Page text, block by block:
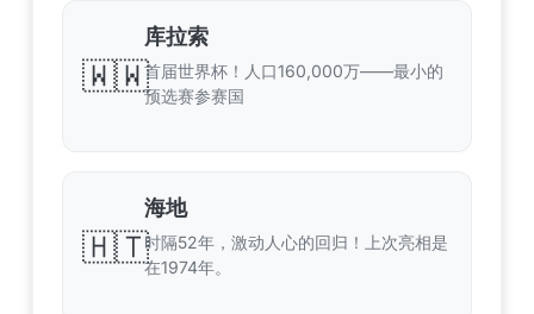
🇼🇼
库拉索
首届世界杯！人口160,000万——最小的
预选赛参赛国
🇭🇹
海地
时隔52年，激动人心的回归！上次亮相是
在1974年。